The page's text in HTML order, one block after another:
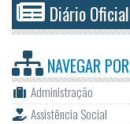
Diário Oficial
NAVEGAR POR
Administração
Assistência Social